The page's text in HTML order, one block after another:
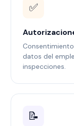
✅
datos del
inspecciones.
📝